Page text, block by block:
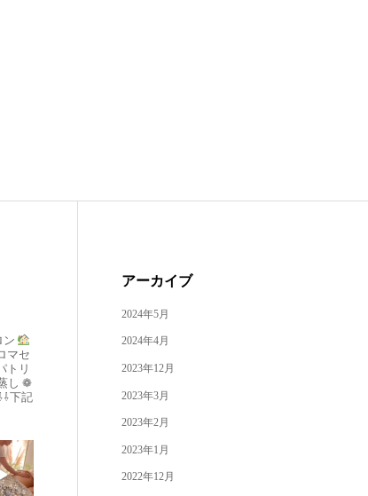
ン
マセ
トリ
し ❁
下記
アーカイブ
2024年5月
2024年4月
2023年12月
2023年3月
2023年2月
2023年1月
2022年12月